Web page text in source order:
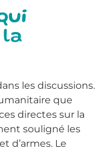
les discussions.
que
directes sur la
souligné les
d’armes. Le